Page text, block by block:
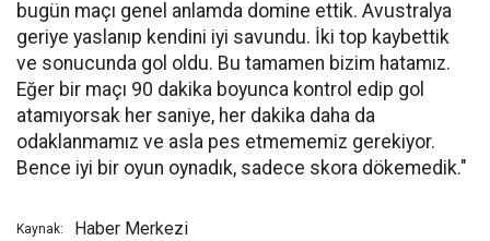
bugün maçı genel anlamda domine ettik. Avustralya
geriye yaslanıp kendini iyi savundu. İki top kaybettik
ve sonucunda gol oldu. Bu tamamen bizim hatamız.
Eğer bir maçı 90 dakika boyunca kontrol edip gol
atamıyorsak her saniye, her dakika daha da
odaklanmamız ve asla pes etmememiz gerekiyor.
Bence iyi bir oyun oynadık, sadece skora dökemedik."
Kaynak: Haber Merkezi